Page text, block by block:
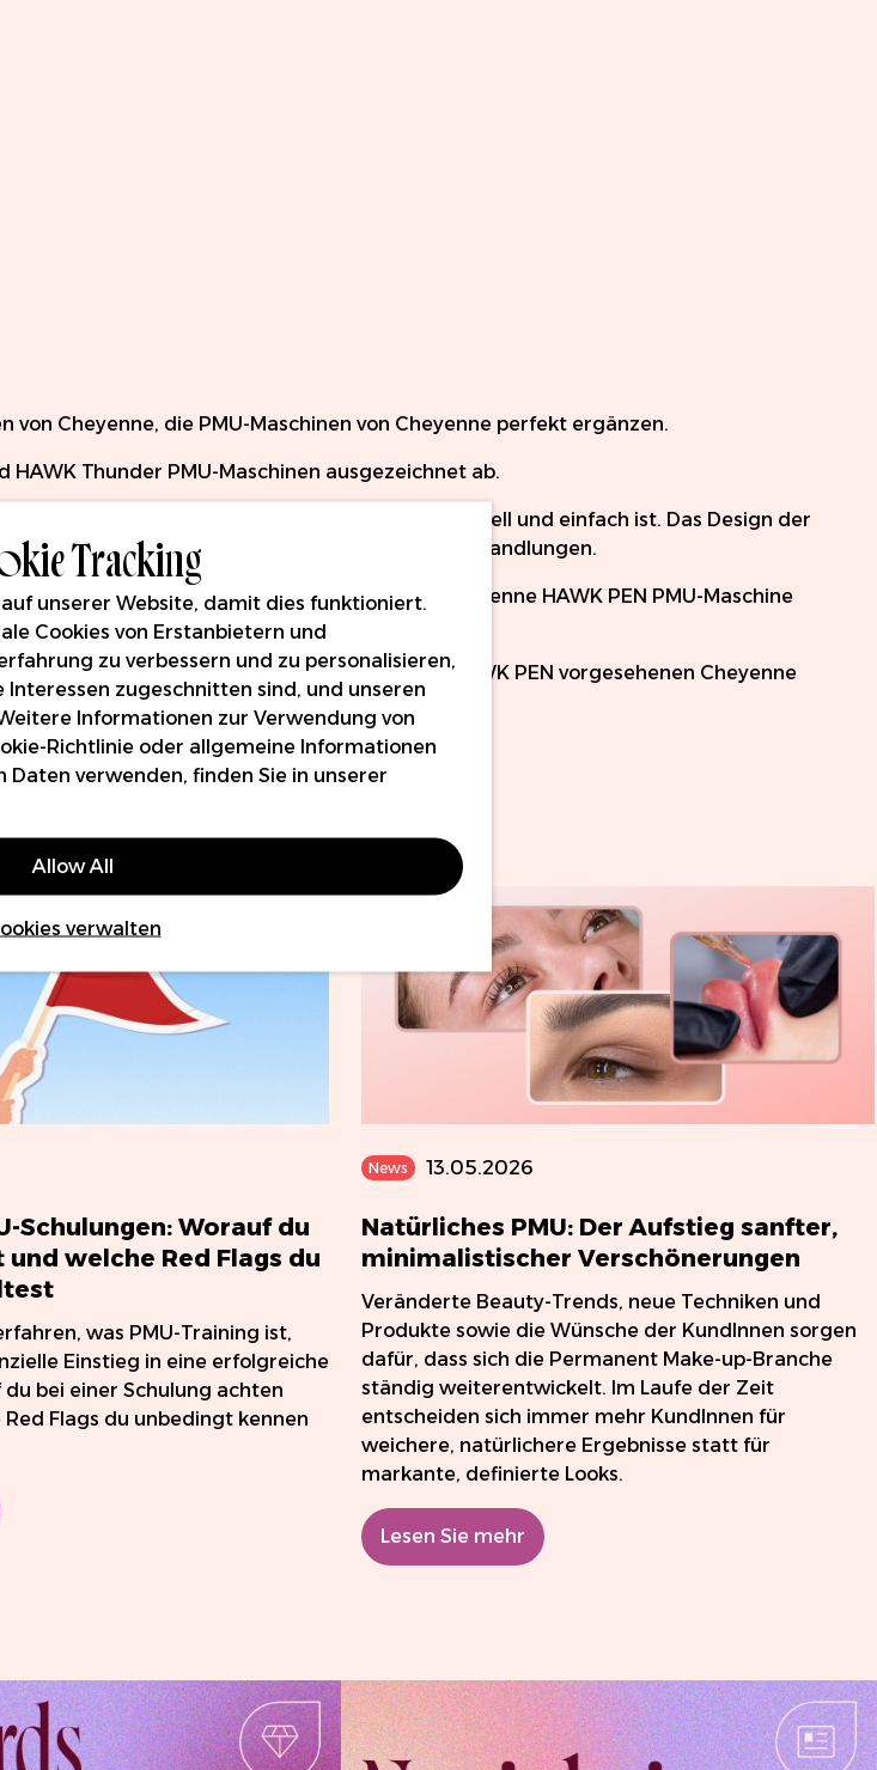
Cheyenne, die PMU-Maschinen von Cheyenne perfekt ergänzen.
Thunder PMU-Maschinen ausgezeichnet ab.
von Nadelmodulen ausgesprochen schnell und einfach ist. Das Design der
weniger Belastung, auch bei längeren PMU-Behandlungen.
denen man noch mehr Leistung aus der Cheyenne HAWK PEN PMU-Maschine
muss.
Stoff. Die für Anwendung mit der HAWK PEN vorgesehenen Cheyenne
(1-Zoll-Durchmesser) und Round (rund).
Beiträge
Schulungen: Worauf du
welche Red Flags du
was PMU-Training ist,
Einstieg in eine erfolgreiche
bei einer Schulung achten
Flags du unbedingt kennen
News 13.05.2026
Natürliches PMU: Der Aufstieg sanfter,
minimalistischer Verschönerungen
Veränderte Beauty-Trends, neue Techniken und
Produkte sowie die Wünsche der KundInnen sorgen
dafür, dass sich die Permanent Make-up-Branche
ständig weiterentwickelt. Im Laufe der Zeit
entscheiden sich immer mehr KundInnen für
weichere, natürlichere Ergebnisse statt für
markante, definierte Looks.
Lesen Sie mehr
Tracking
unserer Website, damit dies funktioniert.
Cookies von Erstanbietern und
zu verbessern und zu personalisieren,
zugeschnitten sind, und unseren
Informationen zur Verwendung von
Richtlinie oder allgemeine Informationen
verwenden, finden Sie in unserer
Allow All
verwalten